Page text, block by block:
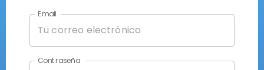
Email
Contraseña